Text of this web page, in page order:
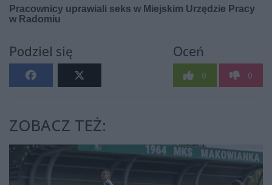
Podziel się Oceń
0 0
ZOBACZ TEŻ: